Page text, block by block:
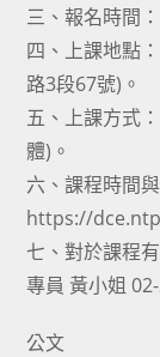
三、報名時間
四、上課地點
路3段67號)。
五、上課方式
體)。
六、課程時間
https://
七、對於課程
專員 黃小姐
公文